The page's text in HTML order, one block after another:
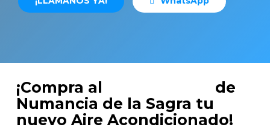
¡Compra al
de
Numancia de la Sagra tu
nuevo Aire Acondicionado!